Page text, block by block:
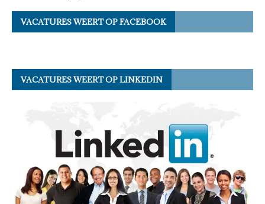
VACATURES WEERT OP FACEBOOK
VACATURES WEERT OP LINKEDIN